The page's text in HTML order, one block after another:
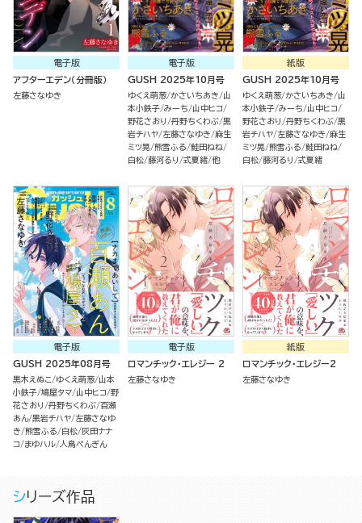
電子版
アフターエデン（分冊版）
左藤さなゆき
電子版
GUSH 2025年10月号
ゆくえ萌葱 かさいちあき
山
本小鉄子 みーち
山中ヒコ
野花さおり
丹野ちくわぶ 黒
岩チハヤ 左藤さなゆき
麻生
ミツ晃 熊雪ふる 鮭田ねね
白松 藤河るり 式夏緒 他
紙版
GUSH 2025年10月号
ゆくえ萌葱 かさいちあき
山
本小鉄子 みーち
山中ヒコ
野花さおり
丹野ちくわぶ 黒
岩チハヤ 左藤さなゆき
麻生
ミツ晃 熊雪ふる 鮭田ねね
白松 藤河るり 式夏緒
電子版
GUSH 2025年08月号
黒木えぬこ ゆくえ萌葱 山本
小鉄子 鳩屋タマ 山中ヒコ 野
花さおり
丹野ちくわぶ 百瀬
あん 黒岩チハヤ 左藤さなゆ
き 熊雪ふる 白松 灰田ナナ
コ
まゆハル 人鳥ぺんぎん
電子版
ロマンチック・エレジー 2
左藤さなゆき
紙版
ロマンチック・エレジー2
左藤さなゆき
シリーズ作品